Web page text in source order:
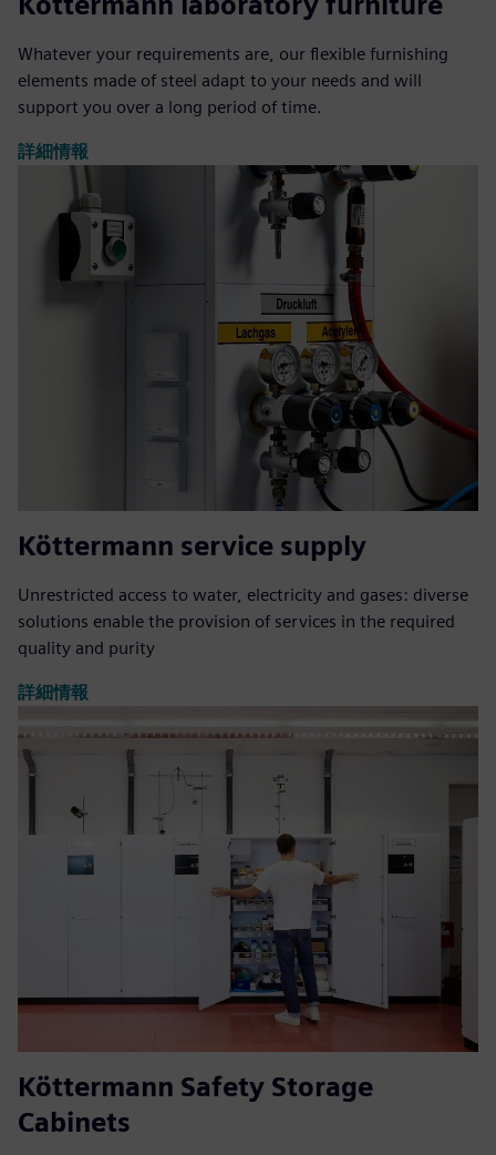
Whatever your requirements are, our flexible furnishing
elements made of steel adapt to your needs and will
support you over a long period of time.
詳細情報
Köttermann service supply
Unrestricted access to water, electricity and gases: diverse
solutions enable the provision of services in the required
quality and purity
詳細情報
Köttermann Safety Storage
Cabinets